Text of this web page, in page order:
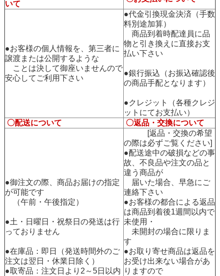
いて
●お客様の個人情報を、第三者に
譲渡または公開するような
ことは決して御座いませんので
安心してご利用下さい
●代金引換現金決済（手数
料別途加算）
商品到着時配達員に品
物と引き換えに直接お支
払い下さい
●銀行振込（お振込確認後
の商品手配となります）
●クレジット（各種クレジ
ットにてお支払い）
〇配送について
〇返品・交換について
●御注文の際、商品お届けの指定
が可能です
（午前・午後指定）
●土・日曜日・祝祭日の発送は行
っておりません
●在庫品：即日（発送時間外のご
注文は翌日・休業日除く）
●取寄品：注文日より2～5日以内
[返品・交換の希望
の際は必ずご覧ください]
●配送途中の破損などの事
故、不良品や注文の品と
違う商品が
届いた場合、早急にご
連絡下さい
●お客様の都合による返品
は商品到着後1週間以内で
未使用・
未開封の場合に限りま
す
●お取り寄せ商品は返品を
お受け出来ない場合があ
りますので